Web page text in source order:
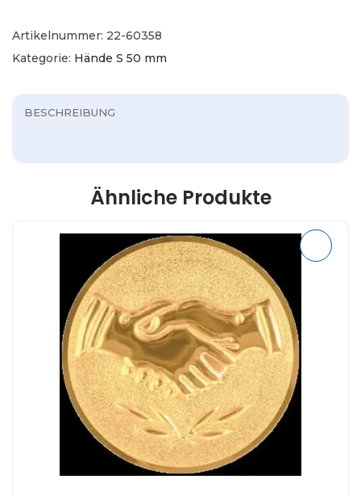
Artikelnummer: 22-60358
Kategorie: Hände S 50 mm
BESCHREIBUNG
Ähnliche Produkte